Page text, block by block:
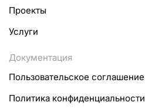
Проекты
Услуги
Документация
Пользовательское соглашение
Политика конфиденциальности